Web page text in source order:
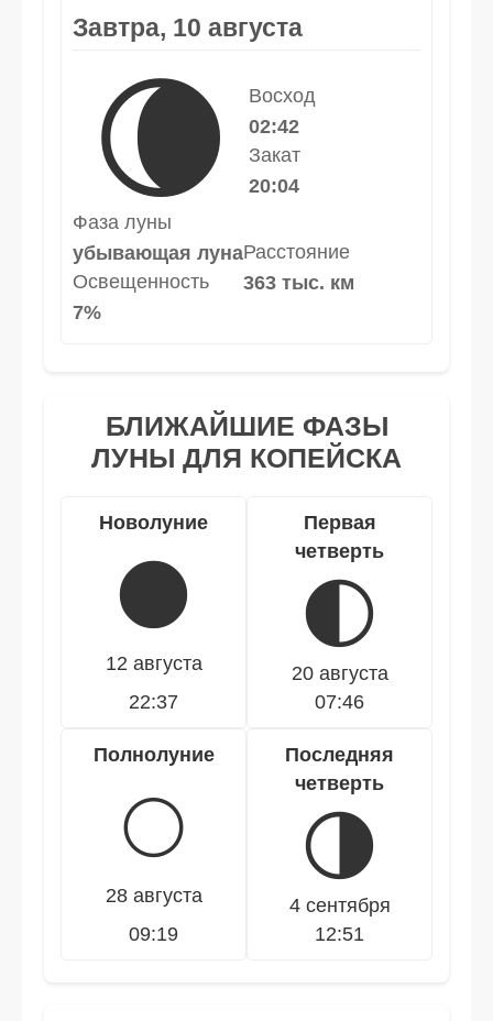
Завтра, 10 августа
🌘
Восход
02:42
Закат
20:04
Фаза луны
убывающая луна
Освещенность
7%
Расстояние
363 тыс. км
БЛИЖАЙШИЕ ФАЗЫ
ЛУНЫ ДЛЯ КОПЕЙСКА
Новолуние
🌑
12 августа
22:37
Первая
четверть
🌓
20 августа
07:46
Полнолуние
🌕
28 августа
09:19
Последняя
четверть
🌗
4 сентября
12:51